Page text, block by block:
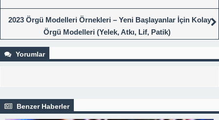
2023 Örgü Modelleri Örnekleri – Yeni Başlayanlar İçin Kolay
Örgü Modelleri (Yelek, Atkı, Lif, Patik)
Yorumlar
Benzer Haberler